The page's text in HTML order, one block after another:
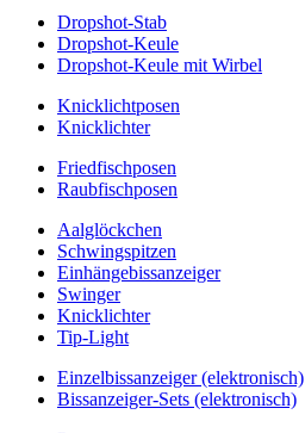
Dropshot-Stab
Dropshot-Keule
Dropshot-Keule mit Wirbel
Knicklichtposen
Knicklichter
Friedfischposen
Raubfischposen
Aalglöckchen
Schwingspitzen
Einhängebissanzeiger
Swinger
Knicklichter
Tip-Light
Einzelbissanzeiger (elektronisch)
Bissanzeiger-Sets (elektronisch)